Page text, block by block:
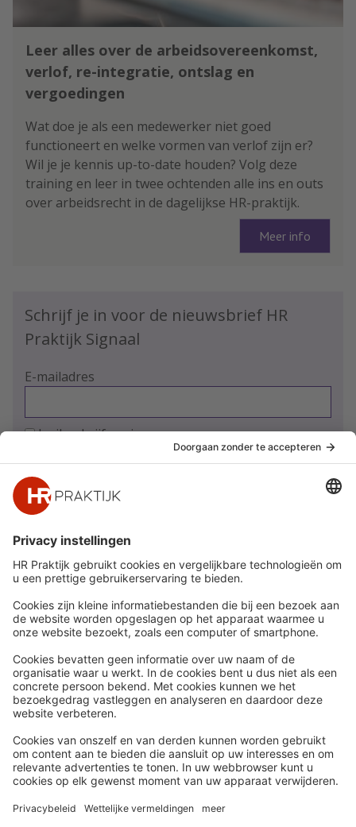
Leer alles over de arbeidsovereenkomst,
verlof, re-integratie, ontslag en
vergoedingen
Wat doe je als een medewerker niet goed
functioneert en welke vormen van verlof zijn er?
Wil je je kennis up-to-date houden? Volg deze
training en leer in twee ochtenden alle ins en outs
over arbeidsrecht in de dagelijkse HR-praktijk.
Meer info
Schrijf je in voor de nieuwsbrief HR
Praktijk Signaal
E-mailadres
Ja, ik schrijf me in
Snel naar
Nieuws
Whitepapers
Webinars
Word lid
Contact
Meer
HR Academy
HR Podcast
CHRO
HR Day
Volg Ons